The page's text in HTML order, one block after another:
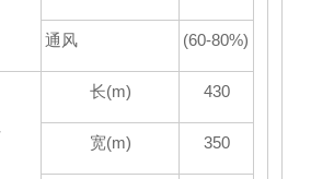
通风 (60-80%)
长(m) 430
宽(m) 350